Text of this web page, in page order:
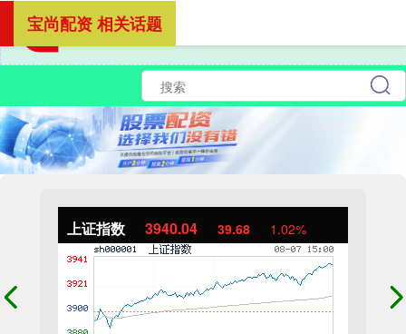
上证指数 3940.04 39.68 1.02%
宝尚配资 相关话题